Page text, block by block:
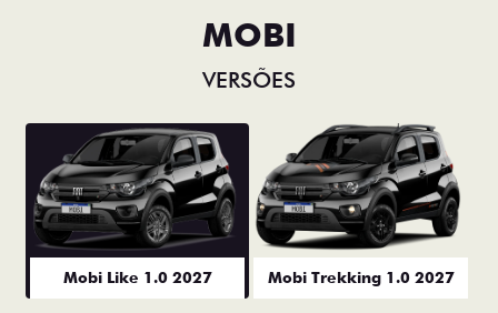
MOBI
VERSÕES
Mobi Like 1.0 2027 Mobi Trekking 1.0 2027